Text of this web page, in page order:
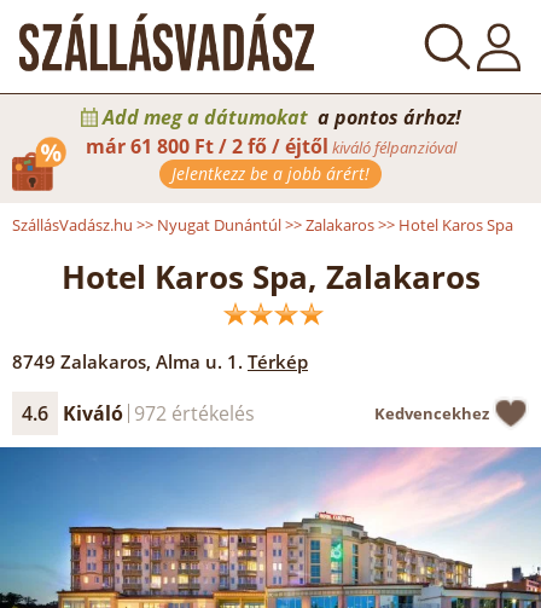
Add meg a dátumokat a pontos árhoz!
már61 800 Ft / 2 fő / éjtől kiváló félpanzióval
Jelentkezz be a jobb árért!
SzállásVadász.hu >> Nyugat Dunántúl>>Zalakaros>> Hotel Karos Spa
Hotel Karos Spa, Zalakaros
8749 Zalakaros, Alma u. 1. Térkép
4.6 Kiváló 972 értékelés Kedvencekhez